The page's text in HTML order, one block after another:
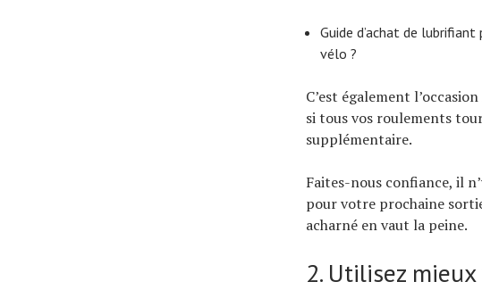
Guide d’achat de
vélo ?
C’est également
si tous vos roulements
supplémentaire.
Faites-nous confiance, il
pour votre prochaine
acharné en vaut la peine.
2. Utilisez